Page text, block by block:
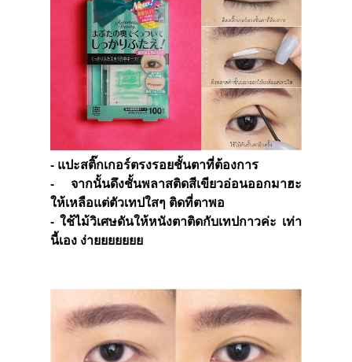
- แปะสติ๊กเกอร์ตรงรอยชั้นตาที่ต้องการ
- จากนั้นดึงชั้นพลาสติดสีเขียวอ่อนออกมาฮะ
ให้เหลือแต่ตัวเทปใสๆ ติดที่ตาพอ
- ใช้ไม้วิเศษดันให้หนังตาติดกับเทปกาวค่ะ เท่า
นี้เอง ง่ายยยยยยย